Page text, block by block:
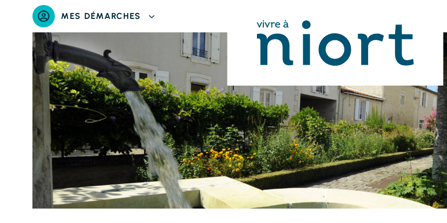
Panneau de gestion des cookies
MES DÉMARCHES